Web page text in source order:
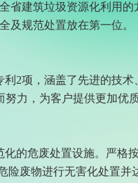
省建筑垃圾资源化利用
及规范处置放在第一位。
2项，涵盖了先进的技
力，为客户提供更加优
的危废处置设施。严格
废物进行无害化处置